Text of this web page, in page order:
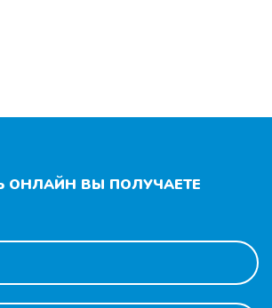
ОНЛАЙН ВЫ ПОЛУЧАЕТЕ